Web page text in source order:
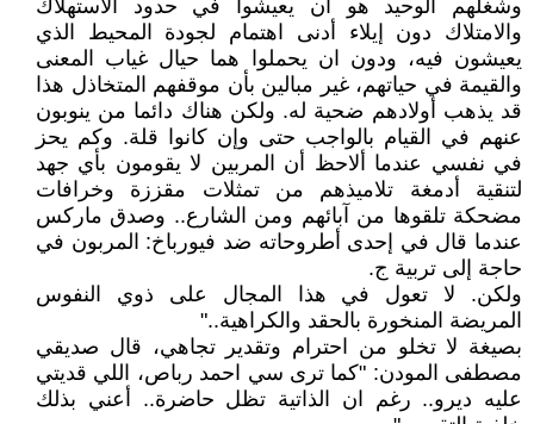
وشغلهم الوحيد هو أن يعيشوا في حدود الاستهلاك
والامتلاك دون إيلاء أدنى اهتمام لجودة المحيط الذي
يعيشون فيه، ودون ان يحملوا هما حيال غياب المعنى
والقيمة في حياتهم، غير مبالين بأن موقفهم المتخاذل هذا
قد يذهب أولادهم ضحية له. ولكن هناك دائما من ينوبون
عنهم في القيام بالواجب حتى وإن كانوا قلة. وكم يحز
في نفسي عندما ألاحظ أن المربين لا يقومون بأي جهد
لتنقية أدمغة تلاميذهم من تمثلات مقززة وخرافات
مضحكة تلقوها من آبائهم ومن الشارع.. وصدق ماركس
عندما قال في إحدى أطروحاته ضد فيورباخ: المربون في
حاجة إلى تربية ج.
ولكن. لا تعول في هذا المجال على ذوي النفوس
المريضة المنخورة بالحقد والكراهية.."
بصيغة لا تخلو من احترام وتقدير تجاهي، قال صديقي
مصطفى المودن: "كما ترى سي احمد رباص، اللي قديتي
عليه ديرو.. رغم ان الذاتية تظل حاضرة.. أعني بذلك